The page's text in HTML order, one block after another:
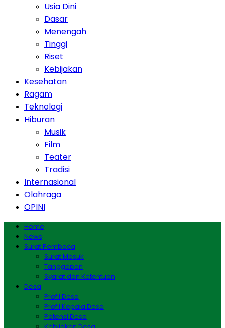
Usia Dini
Dasar
Menengah
Tinggi
Riset
Kebijakan
Kesehatan
Ragam
Teknologi
Hiburan
Musik
Film
Teater
Tradisi
Internasional
Olahraga
OPINI
Home
News
Surat Pembaca
Surat Masuk
Tanggapan
Syarat dan Ketentuan
Desa
Profil Desa
Profil Kepala Desa
Potensi Desa